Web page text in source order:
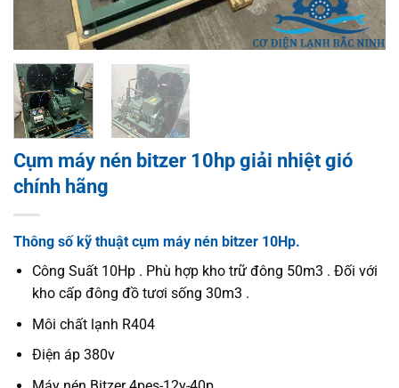
Cụm máy nén bitzer 10hp giải nhiệt gió
chính hãng
Thông số kỹ thuật cụm máy nén bitzer 10Hp.
Công Suất 10Hp . Phù hợp kho trữ đông 50m3 . Đối với
kho cấp đông đồ tươi sống 30m3 .
Môi chất lạnh R404
Điện áp 380v